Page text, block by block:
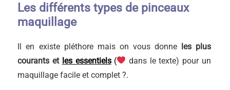
Les différents types de pinceaux
maquillage
Il en existe pléthore mais on vous donne les plus
courants et les essentiels(
dans le texte) pour un
maquillage facile et complet ?.